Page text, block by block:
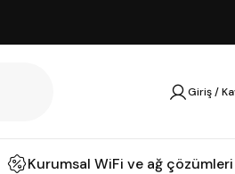
Giriş /
Kurumsal WiFi ve ağ